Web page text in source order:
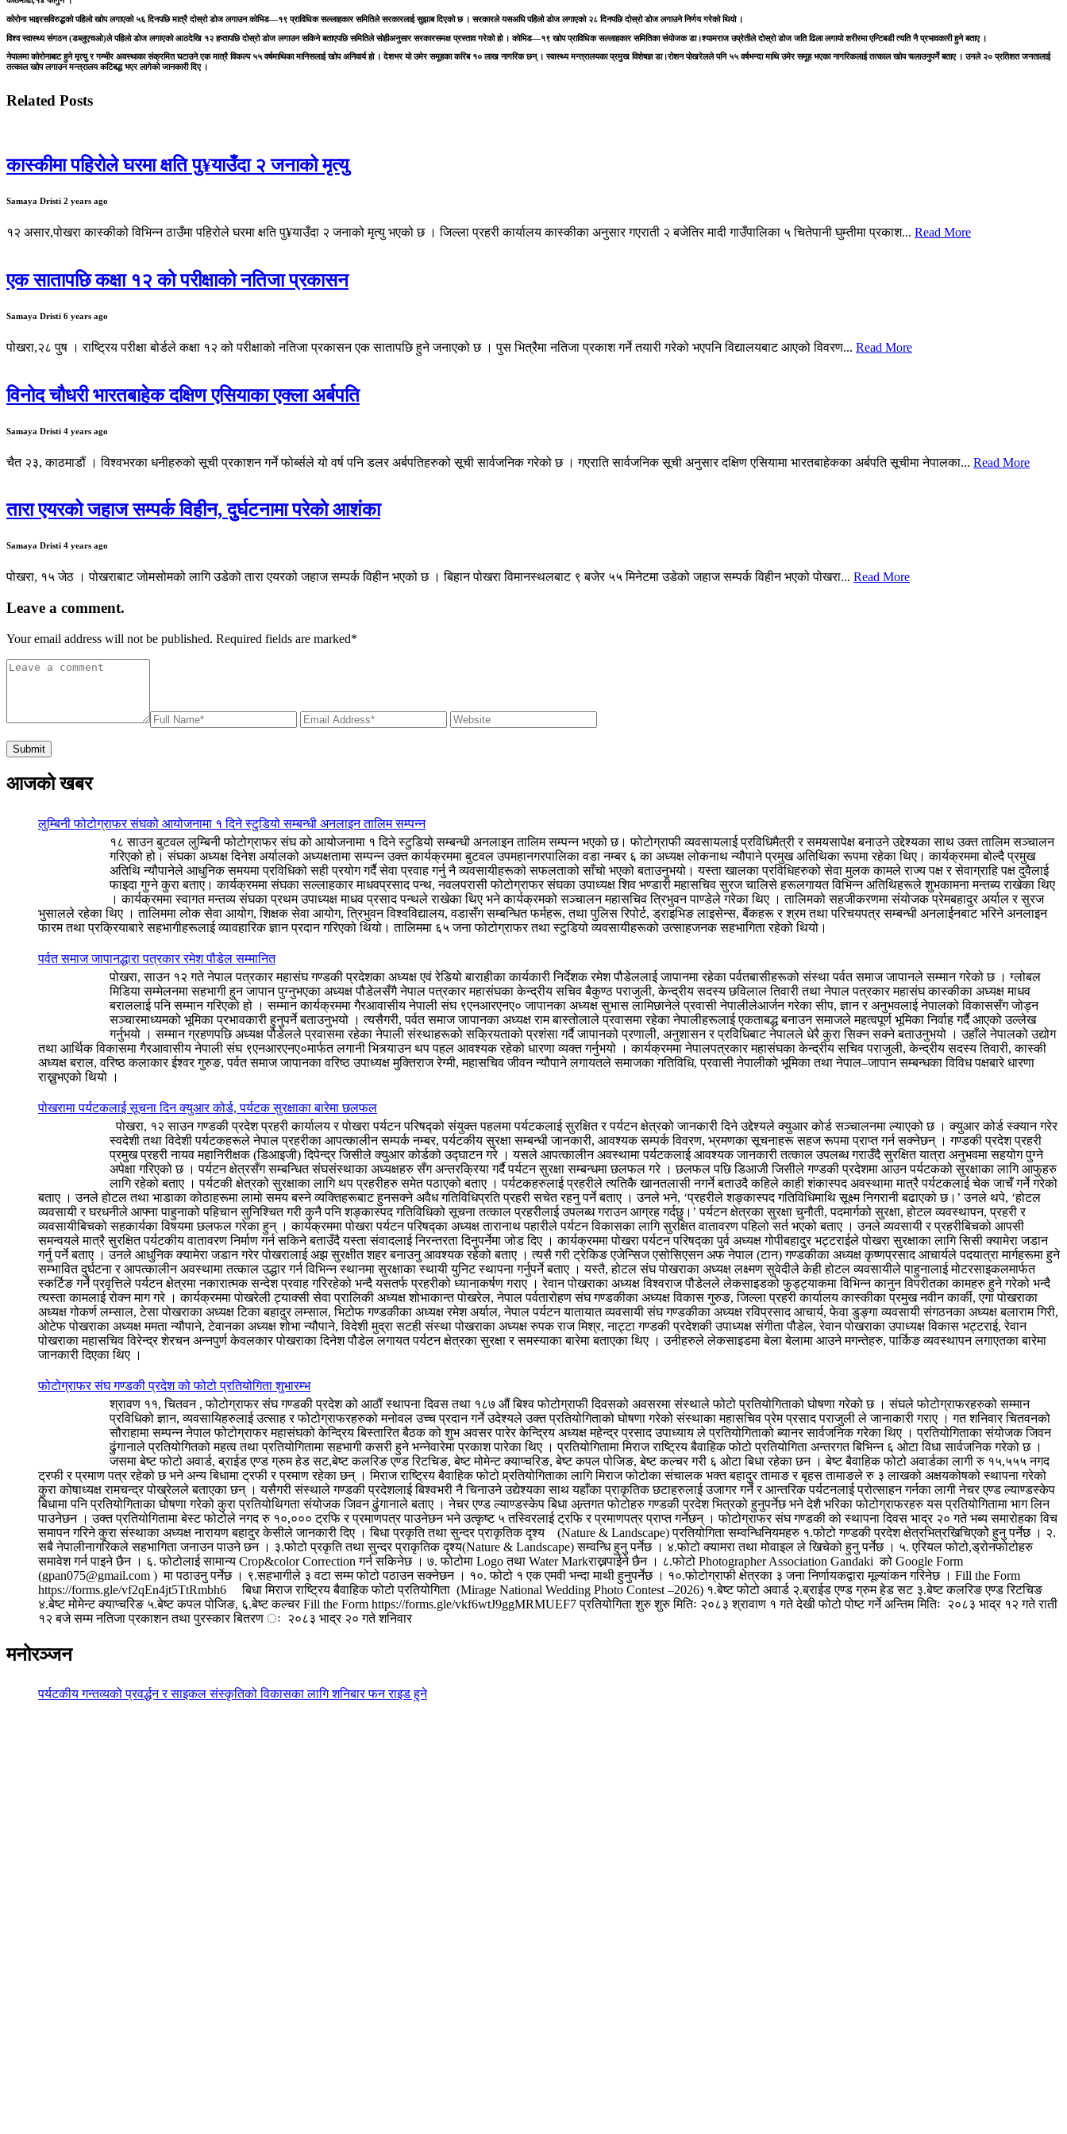
कोरोना भाइरसविरुद्धको पहिलो खोप लगाएको ५६ दिनपछि मात्रै दोस्रो डोज लगाउन कोभिड—१९ प्राविधिक सल्लाहकार समितिले सरकारलाई सुझाब दिएको छ । सरकारले यसअघि पहिलो डोज लगाएको २८ दिनपछि दोस्रो डोज लगाउने निर्णय गरेको थियो ।
विश्व स्वास्थ्य संगठन (डब्लुएचओ)ले पहिलो डोज लगाएको आठदेखि १२ हप्तापछि दोस्रो डोज लगाउन सकिने बताएपछि समितिले सोहीअनुसार सरकारसमक्ष प्रस्ताव गरेको हो । कोभिड—१९ खोप प्राविधिक सल्लाहकार समितिका संयोजक डा।श्यामराज उप्रेतीले दोस्रो डोज जति ढिला लगायो शरीरमा एन्टिबडी त्यति नै प्रभावकारी हुने बताए ।
नेपालमा कोरोनाबाट हुने मृत्यु र गम्भीर अवस्थाका संक्रमित घटाउने एक मात्रै विकल्प ५५ वर्षमाथिका मानिसलाई खोप अनिवार्य हो । देशभर यो उमेर समूहका करिब १० लाख नागरिक छन् । स्वास्थ्य मन्त्रालयका प्रमुख विशेषज्ञ डा।रोशन पोखरेलले पनि ५५ वर्षभन्दा माथि उमेर समूह भएका नागरिकलाई तत्काल खोप चलाउनुपर्ने बताए । उनले २० प्रतिशत जनतालाई
तत्काल खोप लगाउन मन्त्रालय कटिबद्ध भएर लागेको जानकारी दिए ।
Related Posts
कास्कीमा पहिरोले घरमा क्षति पु¥याउँदा २ जनाको मृत्यु
Samaya Dristi 2 years ago
१२ असार,पोखरा कास्कीको विभिन्न ठाउँमा पहिरोले घरमा क्षति पु¥याउँदा २ जनाको मृत्यु भएको छ । जिल्ला प्रहरी कार्यालय कास्कीका अनुसार गएराती २ बजेतिर मादी गाउँपालिका ५ चितेपानी घुम्तीमा प्रकाश... Read More
एक सातापछि कक्षा १२ को परीक्षाको नतिजा प्रकासन
Samaya Dristi 6 years ago
पोखरा,२८ पुष । राष्ट्रिय परीक्षा बोर्डले कक्षा १२ को परीक्षाको नतिजा प्रकासन एक सातापछि हुने जनाएको छ । पुस भित्रैमा नतिजा प्रकाश गर्ने तयारी गरेको भएपनि विद्यालयबाट आएको विवरण... Read More
विनोद चौधरी भारतबाहेक दक्षिण एसियाका एक्ला अर्बपति
Samaya Dristi 4 years ago
चैत २३, काठमाडौं । विश्वभरका धनीहरुको सूची प्रकाशन गर्ने फोर्ब्सले यो वर्ष पनि डलर अर्बपतिहरुको सूची सार्वजनिक गरेको छ । गएराति सार्वजनिक सूची अनुसार दक्षिण एसियामा भारतबाहेकका अर्बपति सूचीमा नेपालका... Read More
तारा एयरको जहाज सम्पर्क विहीन, दुुर्घटनामा परेकाे आशंका
Samaya Dristi 4 years ago
पोखरा, १५ जेठ । पोखराबाट जोमसोमको लागि उडेको तारा एयरको जहाज सम्पर्क विहीन भएको छ । बिहान पोखरा विमानस्थलबाट ९ बजेर ५५ मिनेटमा उडेको जहाज सम्पर्क विहीन भएको पोखरा... Read More
Leave a comment.
Your email address will not be published. Required fields are marked*
आजको खबर
लुम्बिनी फोटोग्राफर संघको आयोजनामा १ दिने स्टुडियो सम्बन्धी अनलाइन तालिम सम्पन्न
१८ साउन बुटवल लुम्बिनी फोटोग्राफर संघ को आयोजनामा १ दिने स्टुडियो सम्बन्धी अनलाइन तालिम सम्पन्न भएको छ। फोटोग्राफी व्यवसायलाई प्रविधिमैत्री र समयसापेक्ष बनाउने उद्देश्यका साथ उक्त तालिम सञ्चालन
गरिएको हो। संघका अध्यक्ष दिनेश अर्यालको अध्यक्षतामा सम्पन्न उक्त कार्यक्रममा बुटवल उपमहानगरपालिका वडा नम्बर ६ का अध्यक्ष लोकनाथ न्यौपाने प्रमुख अतिथिका रूपमा रहेका थिए। कार्यक्रममा बोल्दै प्रमुख
अतिथि न्यौपानेले आधुनिक समयमा प्रविधिको सही प्रयोग गर्दै सेवा प्रवाह गर्नु नै व्यवसायीहरूको सफलताको साँचो भएको बताउनुभयो। यस्ता खालका प्रविधिहरुको सेवा मुलक कामले राज्य पक्ष र सेवाग्राहि पक्ष दुवैलाई
फाइदा गुग्ने कुरा बताए। कार्यक्रममा संघका सल्लाहकार माधवप्रसाद पन्थ, नवलपरासी फोटोग्राफर संघका उपाध्यक्ष शिव भण्डारी महासचिव सुरज चालिसे हरूलगायत विभिन्न अतिथिहरूले शुभकामना मन्तब्य राखेका थिए
। कार्यक्रममा स्वागत मन्तव्य संघका प्रथम उपाध्यक्ष माधव प्रसाद पन्थले राखेका थिए भने कार्यक्रमको सञ्चालन महासचिव त्रिभुवन पाण्डेले गरेका थिए । तालिमको सहजीकरणमा संयोजक प्रेमबहादुर अर्याल र सुरज
भुसालले रहेका थिए । तालिममा लोक सेवा आयोग, शिक्षक सेवा आयोग, त्रिभुवन विश्वविद्यालय, वडासँग सम्बन्धित फर्महरू, तथा पुलिस रिपोर्ट, ड्राइभिङ लाइसेन्स, बैंकहरू र श्रम तथा परिचयपत्र सम्बन्धी अनलाईनबाट भरिने अनलाइन
फारम तथा प्रक्रियाबारे सहभागीहरूलाई व्यावहारिक ज्ञान प्रदान गरिएको थियो। तालिममा ६५ जना फोटोग्राफर तथा स्टुडियो व्यवसायीहरूको उत्साहजनक सहभागिता रहेको थियो।
पर्वत समाज जापानद्धारा पत्रकार रमेश पौडेल सम्मानित
पोखरा, साउन १२ गते नेपाल पत्रकार महासंघ गण्डकी प्रदेशका अध्यक्ष एवं रेडियो बाराहीका कार्यकारी निर्देशक रमेश पौडेललाई जापानमा रहेका पर्वतबासीहरूको संस्था पर्वत समाज जापानले सम्मान गरेको छ । ग्लोबल
मिडिया सम्मेलनमा सहभागी हुन जापान पुग्नुभएका अध्यक्ष पौडेलसँगै नेपाल पत्रकार महासंघका केन्द्रीय सचिव बैकुण्ठ पराजुली, केन्द्रीय सदस्य छविलाल तिवारी तथा नेपाल पत्रकार महासंघ कास्कीका अध्यक्ष माधव
बराललाई पनि सम्मान गरिएको हो । सम्मान कार्यक्रममा गैरआवासीय नेपाली संघ ९एनआरएनए० जापानका अध्यक्ष सुभास लामिछानेले प्रवासी नेपालीलेआर्जन गरेका सीप, ज्ञान र अनुभवलाई नेपालको विकाससँग जोड्न
सञ्चारमाध्यमको भूमिका प्रभावकारी हुनुपर्ने बताउनुभयो । त्यसैगरी, पर्वत समाज जापानका अध्यक्ष राम बास्तोलाले प्रवासमा रहेका नेपालीहरूलाई एकताबद्ध बनाउन समाजले महत्वपूर्ण भूमिका निर्वाह गर्दै आएको उल्लेख
गर्नुभयो । सम्मान ग्रहणपछि अध्यक्ष पौडेलले प्रवासमा रहेका नेपाली संस्थाहरूको सक्रियताको प्रशंसा गर्दै जापानको प्रणाली, अनुशासन र प्रविधिबाट नेपालले धेरै कुरा सिक्न सक्ने बताउनुभयो । उहाँले नेपालको उद्योग
तथा आर्थिक विकासमा गैरआवासीय नेपाली संघ ९एनआरएनए०मार्फत लगानी भित्र्याउन थप पहल आवश्यक रहेको धारणा व्यक्त गर्नुभयो । कार्यक्रममा नेपालपत्रकार महासंघका केन्द्रीय सचिव पराजुली, केन्द्रीय सदस्य तिवारी, कास्की
अध्यक्ष बराल, वरिष्ठ कलाकार ईश्वर गुरुङ, पर्वत समाज जापानका वरिष्ठ उपाध्यक्ष मुक्तिराज रेग्मी, महासचिव जीवन न्यौपाने लगायतले समाजका गतिविधि, प्रवासी नेपालीको भूमिका तथा नेपाल–जापान सम्बन्धका विविध पक्षबारे धारणा
राख्नुभएको थियो ।
पोखरामा पर्यटकलाई सूचना दिन क्युआर कोर्ड, पर्यटक सुरक्षाका बारेमा छलफल
पोखरा, १२ साउन गण्डकी प्रदेश प्रहरी कार्यालय र पोखरा पर्यटन परिषद्को संयुक्त पहलमा पर्यटकलाई सुरक्षित र पर्यटन क्षेत्रको जानकारी दिने उद्देश्यले क्युआर कोर्ड सञ्चालनमा ल्याएको छ । क्युआर कोर्ड स्क्यान गरेर
स्वदेशी तथा विदेशी पर्यटकहरूले नेपाल प्रहरीका आपत्कालीन सम्पर्क नम्बर, पर्यटकीय सुरक्षा सम्बन्धी जानकारी, आवश्यक सम्पर्क विवरण, भ्रमणका सूचनाहरू सहज रूपमा प्राप्त गर्न सक्नेछन् । गण्डकी प्रदेश प्रहरी
प्रमुख प्रहरी नायव महानिरीक्षक (डिआइजी) दिपेन्द्र जिसीले क्युआर कोर्डको उद्घाटन गरे । यसले आपत्कालीन अवस्थामा पर्यटकलाई आवश्यक जानकारी तत्काल उपलब्ध गराउँदै सुरक्षित यात्रा अनुभवमा सहयोग पुग्ने
अपेक्षा गरिएको छ । पर्यटन क्षेत्रसँग सम्बन्धित संघसंस्थाका अध्यक्षहरु सँग अन्तरक्रिया गर्दै पर्यटन सुरक्षा सम्बन्धमा छलफल गरे । छलफल पछि डिआजी जिसीले गण्डकी प्रदेशमा आउन पर्यटकको सुरक्षाका लागि आफुहरु
लागि रहेको बताए । पर्यटकी क्षेत्रको सुरक्षाका लागि थप प्रहरीहरु समेत पठाएको बताए । पर्यटकहरुलाई प्रहरीले त्यतिकै खानतलासी नगर्ने बताउदै कहिले काही शंकास्पद अवस्थामा मात्रै पर्यटकलाई चेक जाचँ गर्ने गरेको
बताए । उनले होटल तथा भाडाका कोठाहरूमा लामो समय बस्ने व्यक्तिहरूबाट हुनसक्ने अवैध गतिविधिप्रति प्रहरी सचेत रहनु पर्ने बताए । उनले भने, ‘प्रहरीले शङ्कास्पद गतिविधिमाथि सूक्ष्म निगरानी बढाएको छ।’ उनले थपे, ‘होटल
व्यवसायी र घरधनीले आफ्ना पाहुनाको पहिचान सुनिश्चित गरी कुनै पनि शङ्कास्पद गतिविधिको सूचना तत्काल प्रहरीलाई उपलब्ध गराउन आग्रह गर्दछु।’ पर्यटन क्षेत्रका सुरक्षा चुनौती, पदमार्गको सुरक्षा, होटल व्यवस्थापन, प्रहरी र
व्यवसायीबिचको सहकार्यका विषयमा छलफल गरेका हुन् । कार्यक्रममा पोखरा पर्यटन परिषद्का अध्यक्ष तारानाथ पहारीले पर्यटन विकासका लागि सुरक्षित वातावरण पहिलो सर्त भएको बताए । उनले व्यवसायी र प्रहरीबिचको आपसी
समन्वयले मात्रै सुरक्षित पर्यटकीय वातावरण निर्माण गर्न सकिने बताउँदै यस्ता संवादलाई निरन्तरता दिनुपर्नेमा जोड दिए । कार्यक्रममा पोखरा पर्यटन परिषद्का पुर्व अध्यक्ष गोपीबहादुर भट्टराईले पोखरा सुरक्षाका लागि सिसी क्यामेरा जडान
गर्नु पर्ने बताए । उनले आधुनिक क्यामेरा जडान गरेर पोखरालाई अझ सुरक्षीत शहर बनाउनु आवश्यक रहेको बताए । त्यसै गरी ट्रेकिङ एजेन्सिज एसोसिएसन अफ नेपाल (टान) गण्डकीका अध्यक्ष कृष्णप्रसाद आचार्यले पदयात्रा मार्गहरूमा हुने
सम्भावित दुर्घटना र आपत्कालीन अवस्थामा तत्काल उद्धार गर्न विभिन्न स्थानमा सुरक्षाका स्थायी युनिट स्थापना गर्नुपर्ने बताए । यस्तै, होटल संघ पोखराका अध्यक्ष लक्ष्मण सुवेदीले केही होटल व्यवसायीले पाहुनालाई मोटरसाइकलमार्फत
स्कर्टिङ गर्ने प्रवृत्तिले पर्यटन क्षेत्रमा नकारात्मक सन्देश प्रवाह गरिरहेको भन्दै यसतर्फ प्रहरीको ध्यानाकर्षण गराए । रेवान पोखराका अध्यक्ष विश्वराज पौडेलले लेकसाइडको फुड्ट्याकमा विभिन्न कानुन विपरीतका कामहरु हुने गरेको भन्दै
त्यस्ता कामलाई रोक्न माग गरे । कार्यक्रममा पोखरेली ट्याक्सी सेवा प्रालिकी अध्यक्ष शोभाकान्त पोखरेल, नेपाल पर्वतारोहण संघ गण्डकीका अध्यक्ष विकास गुरुङ, जिल्ला प्रहरी कार्यालय कास्कीका प्रमुख नवीन कार्की, एगा पोखराका
अध्यक्ष गोकर्ण लम्साल, टेसा पोखराका अध्यक्ष टिका बहादुर लम्साल, भिटोफ गण्डकीका अध्यक्ष रमेश अर्याल, नेपाल पर्यटन यातायात व्यवसायी संघ गण्डकीका अध्यक्ष रविप्रसाद आचार्य, फेवा डुङ्गा व्यवसायी संगठनका अध्यक्ष बलाराम गिरी,
ओटेफ पोखराका अध्यक्ष ममता न्यौपाने, टेवानका अध्यक्ष शोभा न्यौपाने, विदेशी मुद्रा सटही संस्था पोखराका अध्यक्ष रुपक राज मिश्र, नाट्टा गण्डकी प्रदेशकी उपाध्यक्ष संगीता पौडेल, रेवान पोखराका उपाध्यक्ष विकास भट्टराई, रेवान
पोखराका महासचिव विरेन्द्र शेरचन अन्नपुर्ण केवलकार पोखराका दिनेश पौडेल लगायत पर्यटन क्षेत्रका सुरक्षा र समस्याका बारेमा बताएका थिए । उनीहरुले लेकसाइडमा बेला बेलामा आउने मगन्तेहरु, पार्किङ व्यवस्थापन लगाएतका बारेमा
जानकारी दिएका थिए ।
फोटोग्राफर संघ गण्डकी प्रदेश को फोटो प्रतियोगिता शुभारम्भ
श्रावण ११, चितवन , फोटोग्राफर संघ गण्डकी प्रदेश को आठौं स्थापना दिवस तथा १८७ औं बिश्व फोटोग्राफी दिवसको अवसरमा संस्थाले फोटो प्रतियोगिताको घोषणा गरेको छ । संघले फोटोग्राफरहरुको सम्मान
प्रविधिको ज्ञान, व्यवसायिहरुलाई उत्साह र फोटोग्राफरहरुको मनोवल उच्च प्रदान गर्ने उदेश्यले उक्त प्रतियोगिताको घोषणा गरेको संस्थाका महासचिव प्रेम प्रसाद पराजुली ले जानाकारी गराए । गत शनिवार चितवनको
सौराहामा सम्पन्न नेपाल फोटोग्राफर महासंघको केन्द्रिय बिस्तारित बैठक को शुभ अवसर पारेर केन्द्रिय अध्यक्ष महेन्द्र प्रसाद उपाध्याय ले प्रतियोगिताको ब्यानर सार्वजनिक गरेका थिए । प्रतियोगिताका संयोजक जिवन
ढुंगानाले प्रतियोगितको महत्व तथा प्रतियोगितामा सहभागी कसरी हुने भन्नेवारेमा प्रकाश पारेका थिए । प्रतियोगितामा मिराज राष्ट्रिय बैवाहिक फोटो प्रतियोगिता अन्तरगत बिभिन्न ६ ओटा विधा सार्वजनिक गरेको छ ।
जसमा बेष्ट फोटो अवार्ड, ब्राईड एण्ड ग्रुम हेड सट,बेष्ट कलरिङ एण्ड रिटचिङ, बेष्ट मोमेन्ट क्याप्चरिङ, बेष्ट कपल पोजिङ, बेष्ट कल्चर गरी ६ ओटा बिधा रहेका छन । बेष्ट बैवाहिक फोटो अवार्डका लागी रु १५,५५५ नगद
ट्रफी र प्रमाण पत्र रहेको छ भने अन्य बिधामा ट्रफी र प्रमाण रहेका छन् । मिराज राष्ट्रिय बैवाहिक फोटो प्र्रतियोगिताका लागि मिराज फोटोका संचालक भक्त बहादुर तामाङ र बृहस तामाङले रु ३ लाखको अक्षयकोषको स्थापना गरेको
कुरा कोषाध्यक्ष रामचन्द्र पोख्रेलले बताएका छन् । यसैगरी संस्थाले गण्डकी प्रदेशलाई बिश्वभरी नै चिनाउने उद्येश्यका साथ यहाँका प्राकृतिक छटाहरुलाई उजागर गर्ने र आन्तरिक पर्यटनलाई प्रोत्साहन गर्नका लागी नेचर एण्ड ल्याण्डस्केप
बिधामा पनि प्रतियोगिताका घोषणा गरेको कुरा प्रतियोथिगता संयोजक जिवन ढुंगानाले बताए । नेचर एण्ड ल्याण्डस्केप बिधा अन्र्तगत फोटोहरु गण्डकी प्रदेश भित्रको हुनुपर्नेछ भने देशै भरिका फोटोग्राफरहरु यस प्रतियोगितामा भाग लिन
पाउनेछन । उक्त प्रतियोगितामा बेस्ट फोटोले नगद रु १०,००० ट्रफि र प्रमाणपत्र पाउनेछन भने उत्कृष्ट ५ तस्विरलाई ट्रफि र प्रमाणपत्र प्राप्त गर्नेछन् । फोटोग्राफर संघ गण्डकी को स्थापना दिवस भाद्र २० गते भब्य समारोहका विच
समापन गरिने कुरा संस्थाका अध्यक्ष नारायण बहादुर केसीले जानकारी दिए । बिधा प्रकृति तथा सुन्दर प्राकृतिक दृश्य (Nature & Landscape) प्रतियोगिता सम्वन्धिनियमहरु १.फोटो गण्डकी प्रदेश क्षेत्रभित्रखिचिएकोे हुनु पर्नेछ । २.
सबै नेपालीनागरिकले सहभागिता जनाउन पाउने छन । ३.फोटो प्रकृति तथा सुन्दर प्राकृतिक दृश्य(Nature & Landscape) सम्वन्धि हुनु पर्नेछ । ४.फोटो क्यामरा तथा मोवाइल ले खिचेको हुनु पर्नेछ । ५. एरियल फोटो,ड्रोनफोटोहरु
समावेश गर्न पाइने छैन । ६. फोटोलाई सामान्य Crop&color Correction गर्न सकिनेछ । ७. फोटोमा Logo तथा Water Markराख्नपाईने छैन । ८.फोटो Photographer Association Gandaki को Google Form
(gpan075@gmail.com ) मा पठाउनु पर्नेछ । ९.सहभागीले ३ वटा सम्म फोटो पठाउन सक्नेछन । १०. फोटो १ एक एमवी भन्दा माथी हुनुपर्नेछ । १०.फोटोग्राफी क्षेत्रका ३ जना निर्णायकद्वारा मूल्यांकन गरिनेछ । Fill the Form
https://forms.gle/vf2qEn4jt5TtRmbh6 बिधा मिराज राष्ट्रिय बैवाहिक फोटो प्रतियोगिता (Mirage National Wedding Photo Contest –2026) १.बेष्ट फोटो अवार्ड २.ब्राईड एण्ड ग्रुम हेड सट ३.बेष्ट कलरिङ एण्ड रिटचिङ
४.बेष्ट मोमेन्ट क्याप्चरिङ ५.बेष्ट कपल पोजिङ, ६.बेष्ट कल्चर Fill the Form https://forms.gle/vkf6wtJ9ggMRMUEF7 प्रतियोगिता शुरु शुरु मितिः २०८३ श्रावाण १ गते देखी फोटो पोष्ट गर्ने अन्तिम मितिः २०८३ भाद्र १२ गते राती
१२ बजे सम्म नतिजा प्रकाशन तथा पुरस्कार बितरण ः २०८३ भाद्र २० गते शनिवार
मनोरञ्जन
पर्यटकीय गन्तव्यको प्रवर्द्धन र साइकल संस्कृतिको विकासका लागि शनिबार फन राइड हुने